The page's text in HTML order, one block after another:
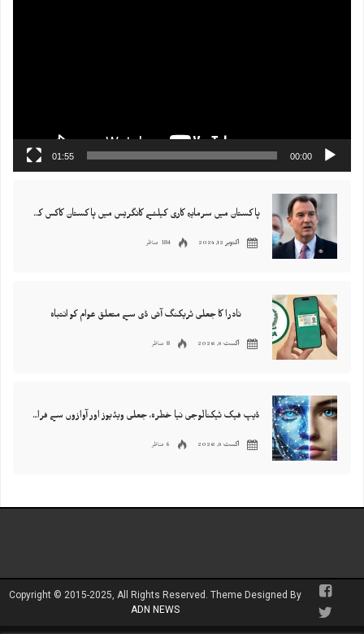
00:00
01:55
پاکستان میں سرمایہ کاری کیلئے کانگریس میں پاکستان کاکس کے چیئرمین ٹام سوازی متحرک
اکتوبر 12, 2024 184 مناظر
نادرا کا جعلی ٹریکنگ آئی ڈی سے متعلق عوام کو انتباہ
اگست 9, 2026 8 مناظر
ڈیپ فیک ٹیکنالوجی نیا خطرہ، جعلی ویڈیوز اور آوازوں سے فراڈ کا خدشہ
اگست 9, 2026 6 مناظر
Copyright © 2015-2025, All Rights Reserved. Theme Designed By
ADN NEWS